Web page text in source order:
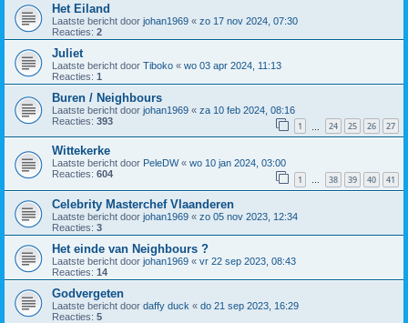
Het Eiland
Laatste bericht door johan1969 « zo 17 nov 2024, 07:30
Reacties: 2
Juliet
Laatste bericht door Tiboko « wo 03 apr 2024, 11:13
Reacties: 1
Buren / Neighbours
Laatste bericht door johan1969 « za 10 feb 2024, 08:16
Reacties: 393 1 24 25 26 27
Wittekerke
Laatste bericht door PeleDW« wo 10 jan 2024, 03:00
Reacties: 604 1 … 38 39 40 41
Celebrity Masterchef Vlaanderen
Laatste bericht door johan1969 « zo 05 nov 2023, 12:34
Reacties: 3
Het einde van Neighbours ?
Laatste bericht door johan1969 « vr 22 sep 2023, 08:43
Reacties: 14
Godvergeten
Laatste bericht door daffy duck « do 21 sep 2023, 16:29
Reacties: 5